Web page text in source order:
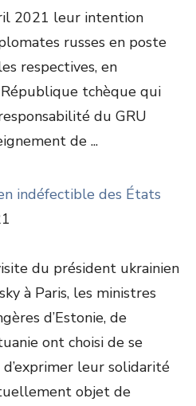
2021 leur intention
russes en poste
respectives, en
tchèque qui
du GRU
de ...
indéfectible des États
du président ukrainien
à Paris, les ministres
d’Estonie, de
ont choisi de se
d’exprimer leur solidarité
objet de